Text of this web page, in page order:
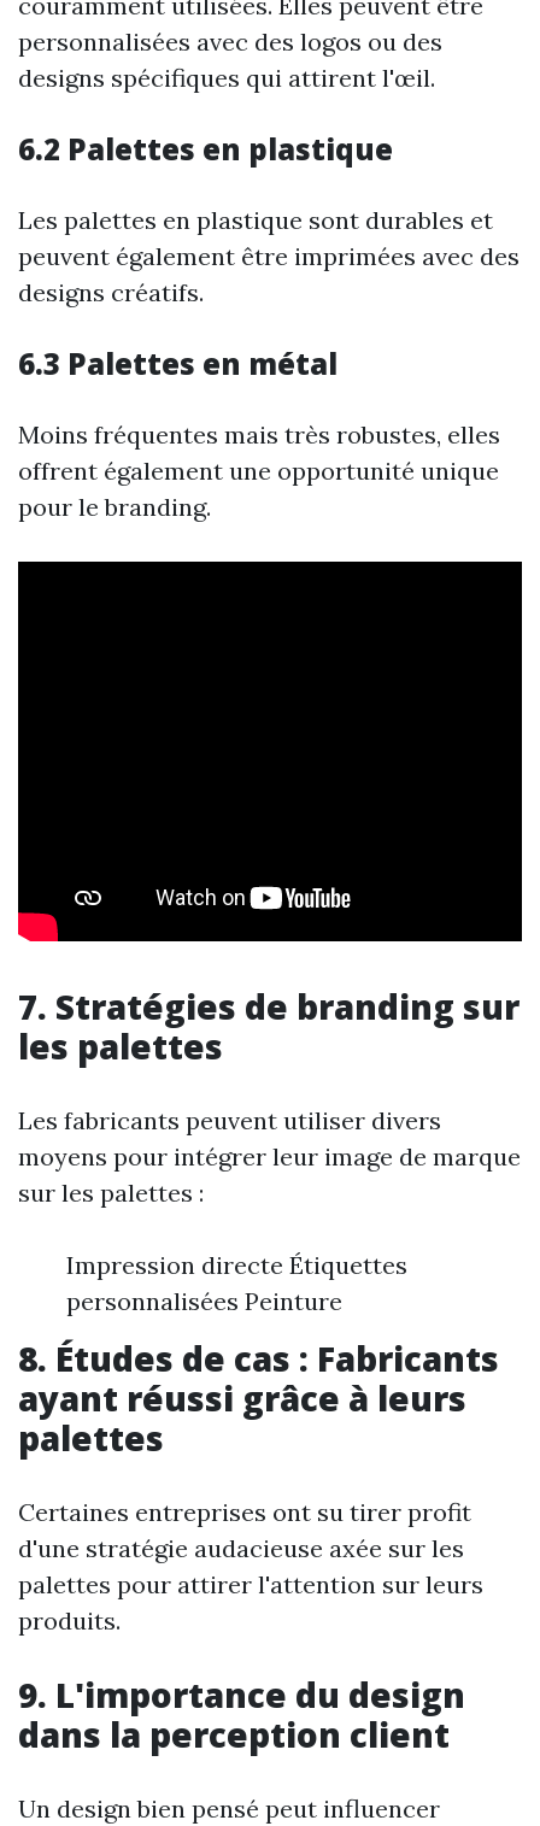
personnalisées avec des logos ou des
designs spécifiques qui attirent l'œil.
6.2 Palettes en plastique
Les palettes en plastique sont durables et
peuvent également être imprimées avec des
designs créatifs.
6.3 Palettes en métal
Moins fréquentes mais très robustes, elles
offrent également une opportunité unique
pour le branding.
7. Stratégies de branding sur
les palettes
Les fabricants peuvent utiliser divers
moyens pour intégrer leur image de marque
sur les palettes :
Impression directe Étiquettes
personnalisées Peinture
8. Études de cas : Fabricants
ayant réussi grâce à leurs
palettes
Certaines entreprises ont su tirer profit
d'une stratégie audacieuse axée sur les
palettes pour attirer l'attention sur leurs
produits.
9. L'importance du design
dans la perception client
Un design bien pensé peut influencer